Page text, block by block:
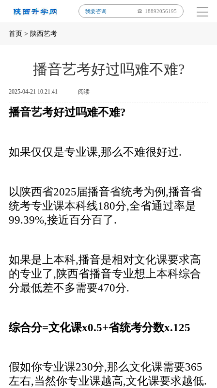
我要咨询 18892056195
首页> 陕西艺考
播音艺考好过吗难不难?
2025-04-21 10:21:41 阅读
播音艺考好过吗难不难?
如果仅仅是专业课,那么不难很好过.
以陕西省2025届播音省统考为例,播音省
统考专业课本科线180分,全省通过率是
99.39%,接近百分百了.
如果是上本科,播音是相对文化课要求高
的专业了,陕西省播音专业想上本科综合
分最低差不多需要470分.
综合分=文化课x0.5+省统考分数x.125
假如你专业课230分,那么文化课需要365
左右,当然你专业课越高,文化课要求越低.